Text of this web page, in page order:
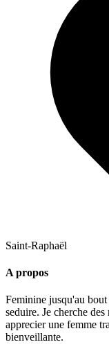
Saint-Raphaël
A propos
Feminine jusqu'au
seduire. Je cherche
apprecier une femme
bienveillante.